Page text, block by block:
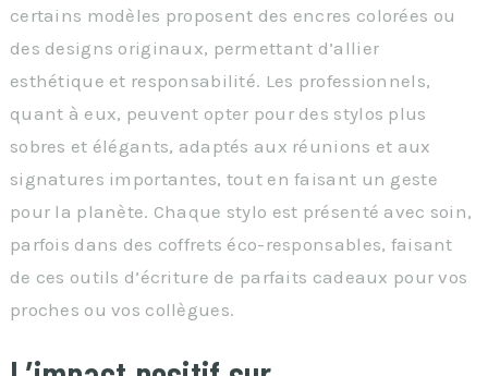
certains modèles proposent des encres colorées ou
des designs originaux, permettant d’allier
esthétique et responsabilité. Les professionnels,
quant à eux, peuvent opter pour des stylos plus
sobres et élégants, adaptés aux réunions et aux
signatures importantes, tout en faisant un geste
pour la planète. Chaque stylo est présenté avec soin,
parfois dans des coffrets éco-responsables, faisant
de ces outils d’écriture de parfaits cadeaux pour vos
proches ou vos collègues.